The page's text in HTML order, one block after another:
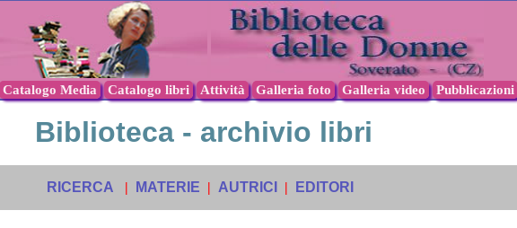
Catalogo Media Catalogo libri Attività Galleria foto Galleria video Pubblicazioni
Biblioteca - archivio libri
RICERCA | MATERIE | AUTRICI | EDITORI